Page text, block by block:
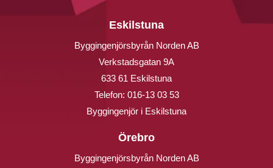
Eskilstuna
Byggingenjörsbyrån Norden AB
Verkstadsgatan 9A
633 61 Eskilstuna
Telefon: 016-13 03 53
Byggingenjör i Eskilstuna
Örebro
Byggingenjörsbyrån Norden AB